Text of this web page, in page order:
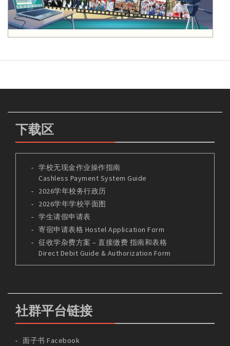
下载区
学校无现金作业操作指南
Cashless Payment System Guide
2026学年校务行政历
2026学年学校平面图
学生请假申请表
寄宿申请表格 Hostel Application Form
征收学杂费方案 – 直接缴费 指南和表格
Direct Debit Guide & Authorization Form
社群平台链接
面子书 Facebook